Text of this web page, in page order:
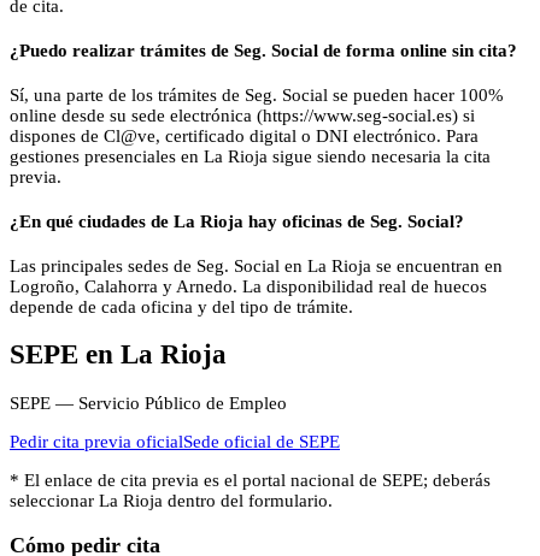
de cita.
¿Puedo realizar trámites de Seg. Social de forma online sin cita?
Sí, una parte de los trámites de Seg. Social se pueden hacer 100%
online desde su sede electrónica (https://www.seg-social.es) si
dispones de Cl@ve, certificado digital o DNI electrónico. Para
gestiones presenciales en La Rioja sigue siendo necesaria la cita
previa.
¿En qué ciudades de La Rioja hay oficinas de Seg. Social?
Las principales sedes de Seg. Social en La Rioja se encuentran en
Logroño, Calahorra y Arnedo. La disponibilidad real de huecos
depende de cada oficina y del tipo de trámite.
SEPE en La Rioja
SEPE — Servicio Público de Empleo
Pedir cita previa oficialSede oficial de SEPE
* El enlace de cita previa es el portal nacional de SEPE; deberás
seleccionar La Rioja dentro del formulario.
Cómo pedir cita